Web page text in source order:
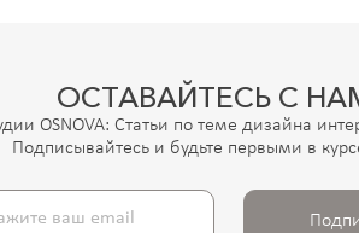
ОСТАВАЙТЕСЬ С
OSNOVA: Статьи по теме дизайна
Подписывайтесь и будьте первыми в